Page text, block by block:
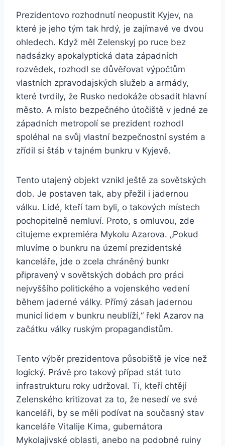
Prezidentovo rozhodnutí neopustit Kyjev, na
které je jeho tým tak hrdý, je zajímavé ve dvou
ohledech. Když měl Zelenskyj po ruce bez
nadsázky apokalyptická data západních
rozvědek, rozhodl se důvěřovat výpočtům
vlastních zpravodajských služeb a armády,
které tvrdily, že Rusko nedokáže obsadit hlavní
město. A místo bezpečného útočiště v jedné ze
západních metropolí se prezident rozhodl
spoléhal na svůj vlastní bezpečnostní systém a
zřídil si štáb v tajném bunkru v Kyjevě.
Tento utajený objekt vznikl ještě za sovětských
dob. Je postaven tak, aby přežil i jadernou
válku. Lidé, kteří tam byli, o takových místech
pochopitelně nemluví. Proto, s omluvou, zde
citujeme expremiéra Mykolu Azarova. „Pokud
mluvíme o bunkru na území prezidentské
kanceláře, jde o zcela chráněný bunkr
připravený v sovětských dobách pro práci
nejvyššího politického a vojenského vedení
během jaderné války. Přímý zásah jadernou
municí lidem v bunkru neublíží,“ řekl Azarov na
začátku války ruským propagandistům.
Tento výběr prezidentova působiště je více než
logický. Právě pro takový případ stát tuto
infrastrukturu roky udržoval. Ti, kteří chtějí
Zelenského kritizovat za to, že nesedí ve své
kanceláři, by se měli podívat na současný stav
kanceláře Vitalije Kima, gubernátora
Mykolajivské oblasti, anebo na podobné ruiny